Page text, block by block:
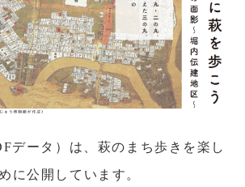
データ）は、萩のまち歩きを楽し
に公開しています。